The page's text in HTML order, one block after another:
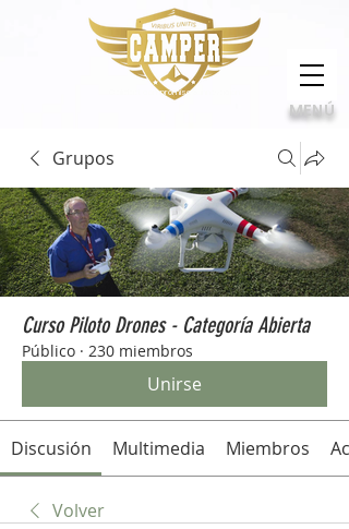
Calidad, compromiso e innovación
MENÚ
Grupos
Curso Piloto Drones - Categoría Abierta
Público · 230 miembros
Unirse
Discusión Multimedia Miembros
Volver